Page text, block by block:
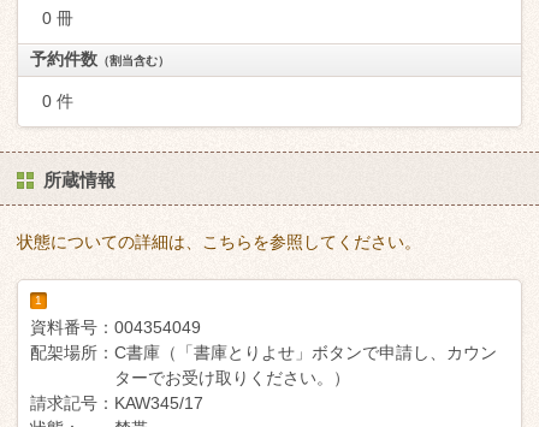
0 冊
予約件数 （割当含む）
0 件
所蔵情報
状態についての詳細は、こちらを参照してください。
1
資料番号： 004354049
配架場所： C書庫（「書庫とりよせ」ボタンで申請し、カウン
ターでお受け取りください。）
請求記号： KAW345/17